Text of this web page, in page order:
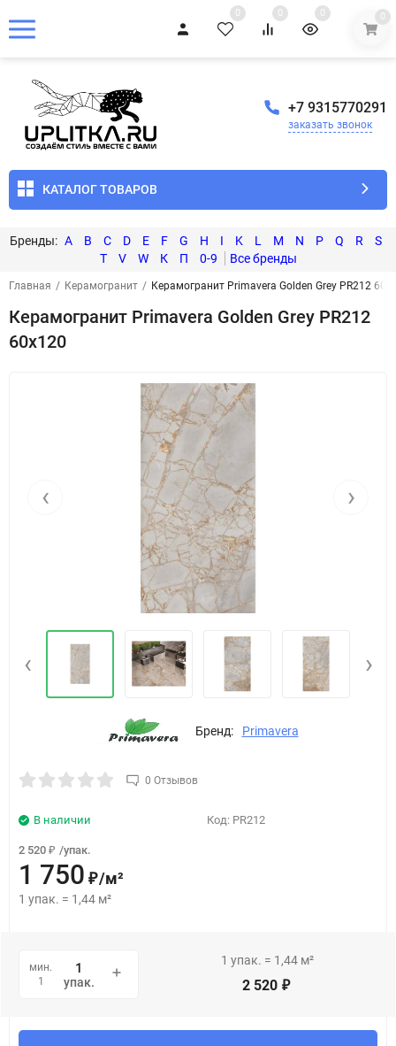
0 0 0 0
+7 9315770291
заказать звонок
КАТАЛОГ ТОВАРОВ
A B C D E F G H I K L M N P Q R
S
T
V W К П 0-9
Главная / Керамогранит / Керамогранит Primavera Golden Grey PR212
Керамогранит Primavera Golden Grey PR212
60x120
‹ ›
‹ ›
Бренд: Primavera
0 Отзывов
Код: PR212
В наличии
2 520 ₽ /упак.
1 750 ₽/м²
1 упак. = 1,44 м²
мин.
1
упак.
1 упак. = 1,44 м²
2 520 ₽